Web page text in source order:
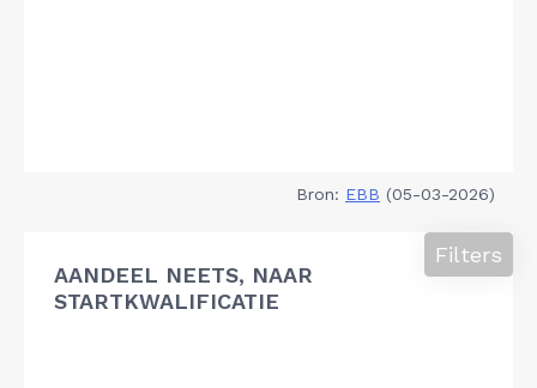
Bron: EBB (05-03-2026)
AANDEEL NEETS, NAAR
STARTKWALIFICATIE
Filters